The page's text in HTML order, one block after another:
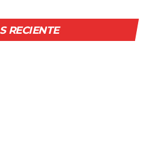
RECIENTE